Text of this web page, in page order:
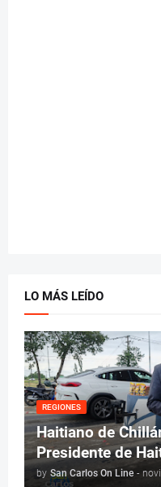
LO MÁS LEÍDO
REGIONES
Haitiano de
Presidente de
by San Carlos On Line -